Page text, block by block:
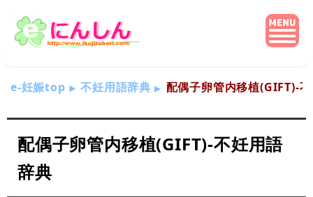
e-妊娠top 不妊用語辞典 配偶子卵管内移植(GIFT)-
配偶子卵管内移植(GIFT)-不妊用語
辞典